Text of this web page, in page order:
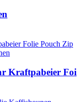
Kraftpabeier Foi